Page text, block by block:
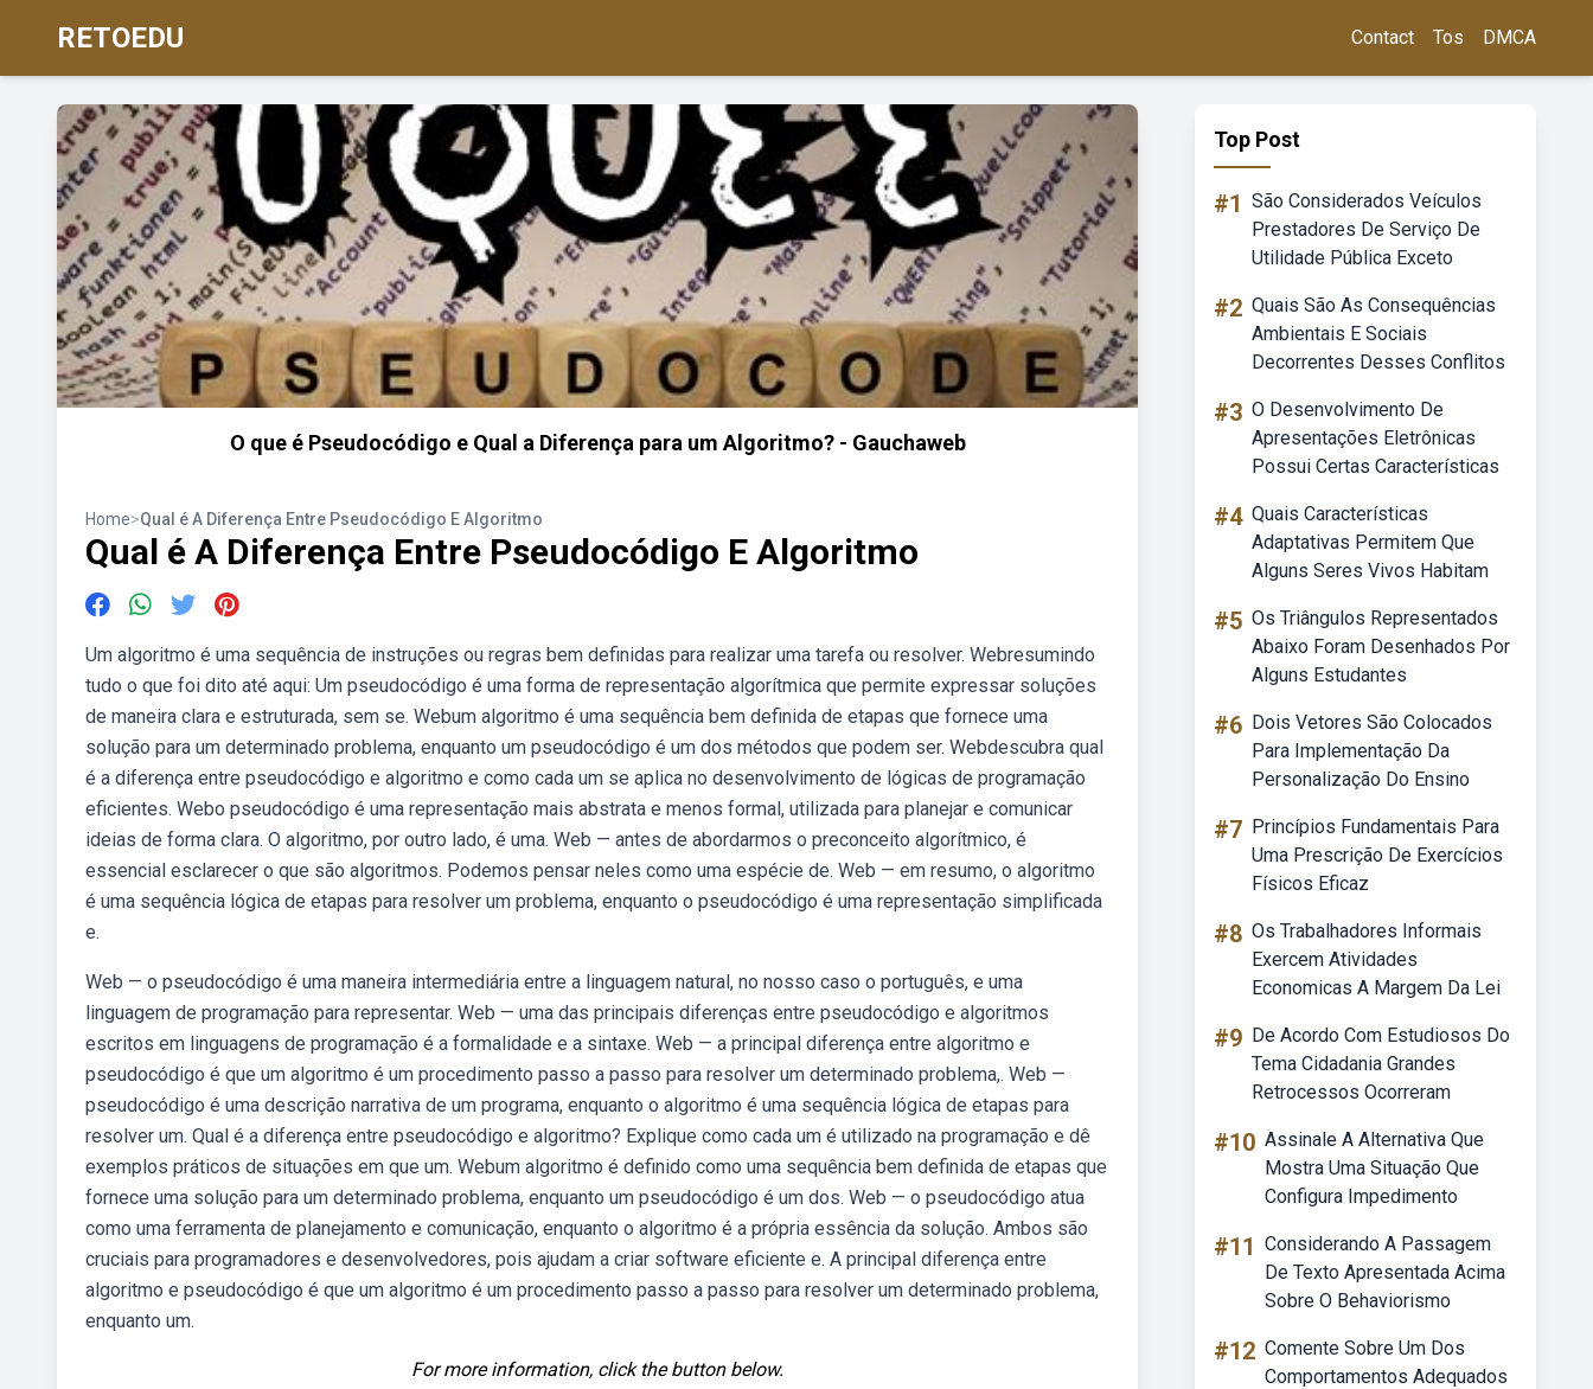
RETOEDU Contact Tos DMCA
O que é Pseudocódigo e Qual a Diferença para um Algoritmo? - Gauchaweb
Home>Qual é A Diferença Entre Pseudocódigo E Algoritmo
Qual é A Diferença Entre Pseudocódigo E Algoritmo
Um algoritmo é uma sequência de instruções ou regras bem definidas para realizar uma tarefa ou resolver. Webresumindo
tudo o que foi dito até aqui: Um pseudocódigo é uma forma de representação algorítmica que permite expressar soluções
de maneira clara e estruturada, sem se. Webum algoritmo é uma sequência bem definida de etapas que fornece uma
solução para um determinado problema, enquanto um pseudocódigo é um dos métodos que podem ser. Webdescubra qual
é a diferença entre pseudocódigo e algoritmo e como cada um se aplica no desenvolvimento de lógicas de programação
eficientes. Webo pseudocódigo é uma representação mais abstrata e menos formal, utilizada para planejar e comunicar
ideias de forma clara. O algoritmo, por outro lado, é uma. Web — antes de abordarmos o preconceito algorítmico, é
essencial esclarecer o que são algoritmos. Podemos pensar neles como uma espécie de. Web — em resumo, o algoritmo
é uma sequência lógica de etapas para resolver um problema, enquanto o pseudocódigo é uma representação simplificada
e.
Web — o pseudocódigo é uma maneira intermediária entre a linguagem natural, no nosso caso o português, e uma
linguagem de programação para representar. Web — uma das principais diferenças entre pseudocódigo e algoritmos
escritos em linguagens de programação é a formalidade e a sintaxe. Web — a principal diferença entre algoritmo e
pseudocódigo é que um algoritmo é um procedimento passo a passo para resolver um determinado problema,. Web —
pseudocódigo é uma descrição narrativa de um programa, enquanto o algoritmo é uma sequência lógica de etapas para
resolver um. Qual é a diferença entre pseudocódigo e algoritmo? Explique como cada um é utilizado na programação e dê
exemplos práticos de situações em que um. Webum algoritmo é definido como uma sequência bem definida de etapas que
fornece uma solução para um determinado problema, enquanto um pseudocódigo é um dos. Web — o pseudocódigo atua
como uma ferramenta de planejamento e comunicação, enquanto o algoritmo é a própria essência da solução. Ambos são
cruciais para programadores e desenvolvedores, pois ajudam a criar software eficiente e. A principal diferença entre
algoritmo e pseudocódigo é que um algoritmo é um procedimento passo a passo para resolver um determinado problema,
enquanto um.
For more information, click the button below.
Top Post
#1 São Considerados Veículos
Prestadores De Serviço De
Utilidade Pública Exceto
#2 Quais São As Consequências
Ambientais E Sociais
Decorrentes Desses Conflitos
#3 O Desenvolvimento De
Apresentações Eletrônicas
Possui Certas Características
#4 Quais Características
Adaptativas Permitem Que
Alguns Seres Vivos Habitam
#5 Os Triângulos Representados
Abaixo Foram Desenhados Por
Alguns Estudantes
#6 Dois Vetores São Colocados
Para Implementação Da
Personalização Do Ensino
#7 Princípios Fundamentais Para
Uma Prescrição De Exercícios
Físicos Eficaz
#8 Os Trabalhadores Informais
Exercem Atividades
Economicas A Margem Da Lei
#9 De Acordo Com Estudiosos Do
Tema Cidadania Grandes
Retrocessos Ocorreram
#10 Assinale A Alternativa Que
Mostra Uma Situação Que
Configura Impedimento
#11 Considerando A Passagem
De Texto Apresentada Acima
Sobre O Behaviorismo
#12 Comente Sobre Um Dos
Comportamentos Adequados